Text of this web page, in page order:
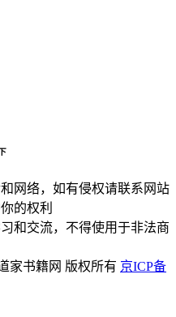
网络，如有侵权请联系网站
的权利
和交流，不得使用于非法商
家书籍网 版权所有 京ICP备